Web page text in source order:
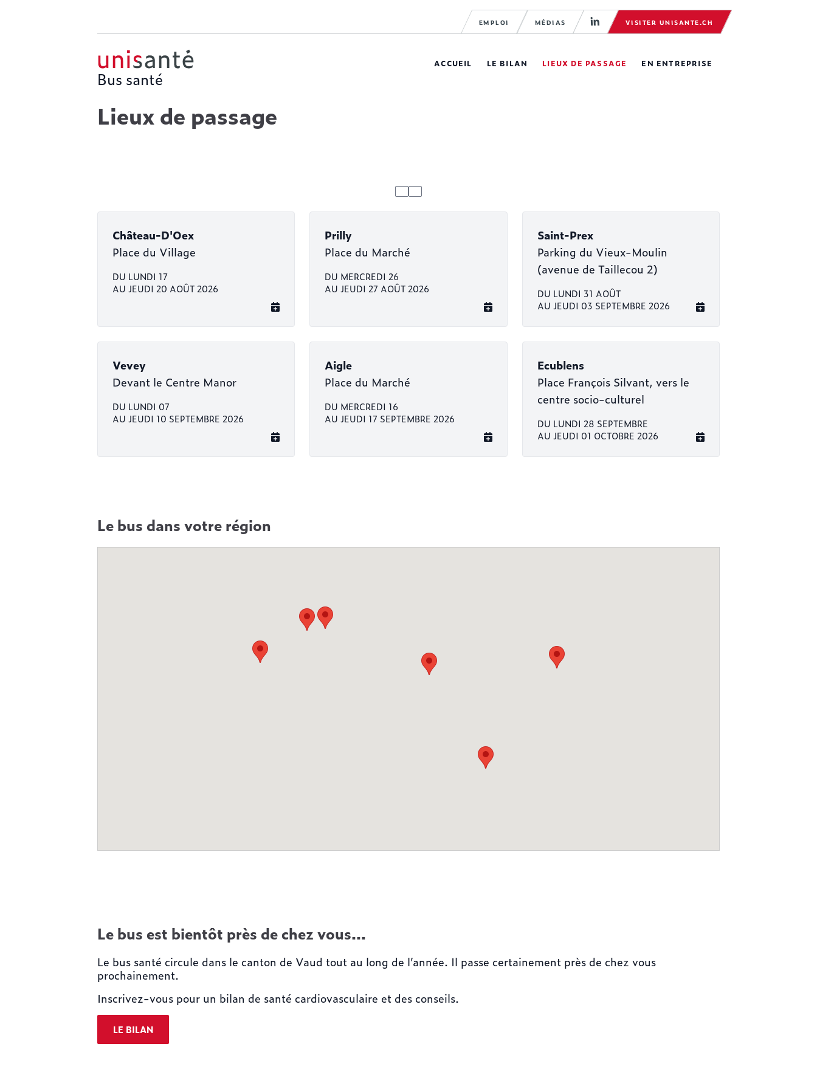
EMPLOI MÉDIAS VISITER UNISANTE.CH
Bus santé
ACCUEIL LE BILAN LIEUX DE PASSAGE EN ENTREPRISE
Lieux de passage
Château-D'Oex
Place du Village
DU LUNDI 17
AU JEUDI 20 AOÛT 2026
Prilly
Place du Marché
DU MERCREDI 26
AU JEUDI 27 AOÛT 2026
Saint-Prex
Parking du Vieux-Moulin
(avenue de Taillecou 2)
DU LUNDI 31 AOÛT
AU JEUDI 03 SEPTEMBRE 2026
Vevey
Devant le Centre Manor
DU LUNDI 07
AU JEUDI 10 SEPTEMBRE 2026
Aigle
Place du Marché
DU MERCREDI 16
AU JEUDI 17 SEPTEMBRE 2026
Ecublens
Place François Silvant, vers le
centre socio-culturel
DU LUNDI 28 SEPTEMBRE
AU JEUDI 01 OCTOBRE 2026
Le bus dans votre région
Le bus est bientôt près de chez vous…
Le bus santé circule dans le canton de Vaud tout au long de l’année. Il passe certainement près de chez vous
prochainement.
Inscrivez-vous pour un bilan de santé cardiovasculaire et des conseils.
LE BILAN